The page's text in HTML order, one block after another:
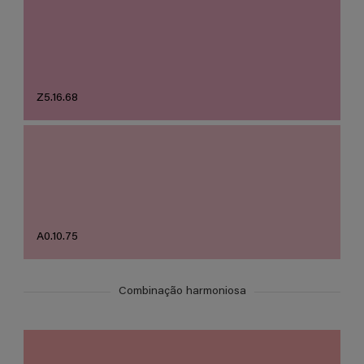
Z5.16.68
A0.10.75
Combinação harmoniosa